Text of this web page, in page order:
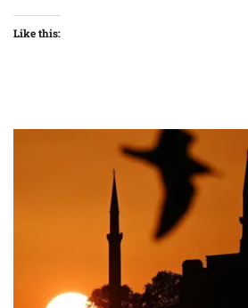
Like this: